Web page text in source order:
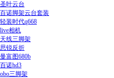
圣叶云台
百诺脚架云台套装
轻装时代q668
live相机
天线三脚架
思锐反折
曼富图680b
百诺hd3
obo三脚架